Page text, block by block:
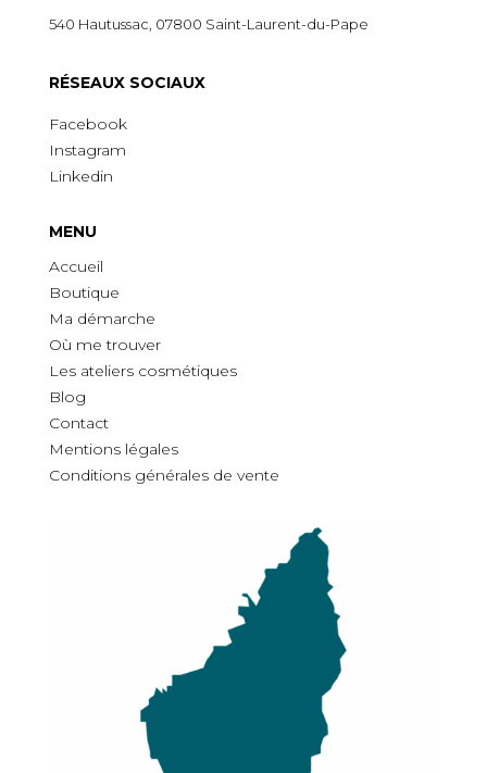
540 Hautussac, 07800 Saint-Laurent-du-Pape
RÉSEAUX SOCIAUX
Facebook
Instagram
Linkedin
MENU
Accueil
Boutique
Ma démarche
Où me trouver
Les ateliers cosmétiques
Blog
Contact
Mentions légales
Conditions générales de vente